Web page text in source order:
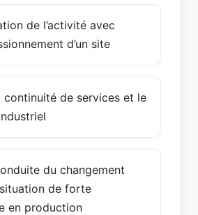
de l’activité avec
d’un site
continuité de services et le
du changement
de forte
en production